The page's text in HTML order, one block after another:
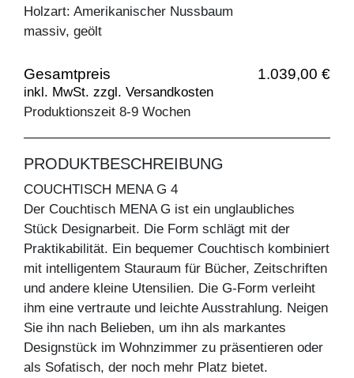
Holzart: Amerikanischer Nussbaum
massiv, geölt
Gesamtpreis 1.039,00 €
inkl. MwSt. zzgl. Versandkosten
Produktionszeit 8-9 Wochen
PRODUKTBESCHREIBUNG
COUCHTISCH MENA G 4
Der Couchtisch MENA G ist ein unglaubliches
Stück Designarbeit. Die Form schlägt mit der
Praktikabilität. Ein bequemer Couchtisch kombiniert
mit intelligentem Stauraum für Bücher, Zeitschriften
und andere kleine Utensilien. Die G-Form verleiht
ihm eine vertraute und leichte Ausstrahlung. Neigen
Sie ihn nach Belieben, um ihn als markantes
Designstück im Wohnzimmer zu präsentieren oder
als Sofatisch, der noch mehr Platz bietet.